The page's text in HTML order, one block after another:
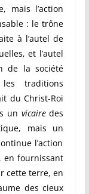
mais l’action
: le trône
à l’autel de
et l’autel
de la société
traditions
du Christ-Roi
un vicairedes
mais un
l’action
en fournissant
cette terre, en
des cieux